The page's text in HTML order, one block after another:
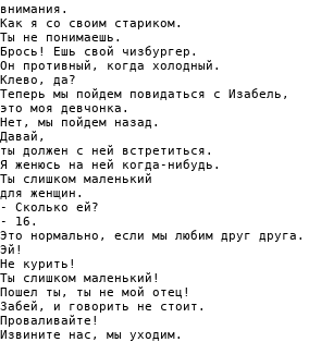
внимания.
Как я со своим стариком.
Ты не понимаешь.
Брось! Ешь свой чизбургер.
Он противный, когда холодный.
Клево, да?
Теперь мы пойдем повидаться с Изабель,
это моя девчонка.
Нет, мы пойдем назад.
Давай,
ты должен с ней встретиться.
Я женюсь на ней когда-нибудь.
Ты слишком маленький
для женщин.
- Сколько ей?
- 16.
Это нормально, если мы любим друг друга.
Эй!
Не курить!
Ты слишком маленький!
Пошел ты, ты не мой отец!
Забей, и говорить не стоит.
Проваливайте!
Извините нас, мы уходим.